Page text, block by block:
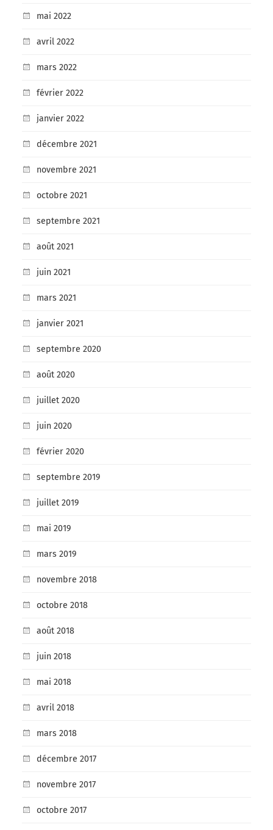
mai 2022
avril 2022
mars 2022
février 2022
janvier 2022
décembre 2021
novembre 2021
octobre 2021
septembre 2021
août 2021
juin 2021
mars 2021
janvier 2021
septembre 2020
août 2020
juillet 2020
juin 2020
février 2020
septembre 2019
juillet 2019
mai 2019
mars 2019
novembre 2018
octobre 2018
août 2018
juin 2018
mai 2018
avril 2018
mars 2018
décembre 2017
novembre 2017
octobre 2017